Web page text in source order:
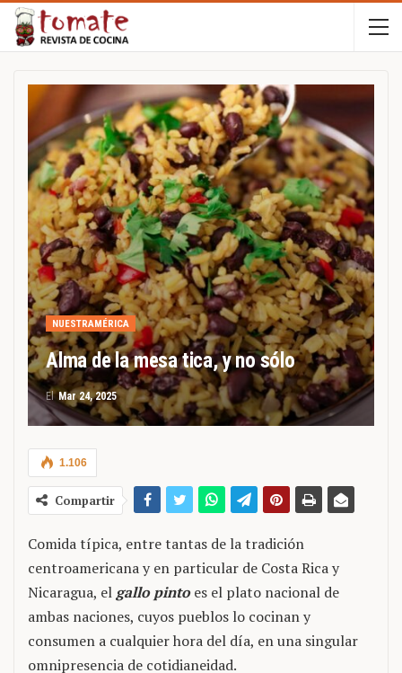
NUESTRAMÉRICA
Alma de la mesa tica, y no sólo
El Mar 24, 2025
1.106
Compartir
Comida típica, entre tantas de la tradición
centroamericana y en particular de Costa Rica y
Nicaragua, el gallo pintoes el plato nacional de
ambas naciones, cuyos pueblos lo cocinan y
consumen a cualquier hora del día, en una singular
omnipresencia de cotidianeidad.